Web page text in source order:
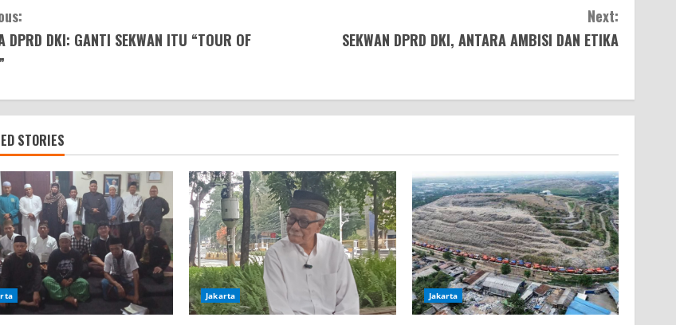
DPRD DKI: GANTI SEKWAN ITU “TOUR OF
Next:
SEKWAN DPRD DKI, ANTARA AMBISI DAN ETIKA
STORIES
Jakarta Jakarta